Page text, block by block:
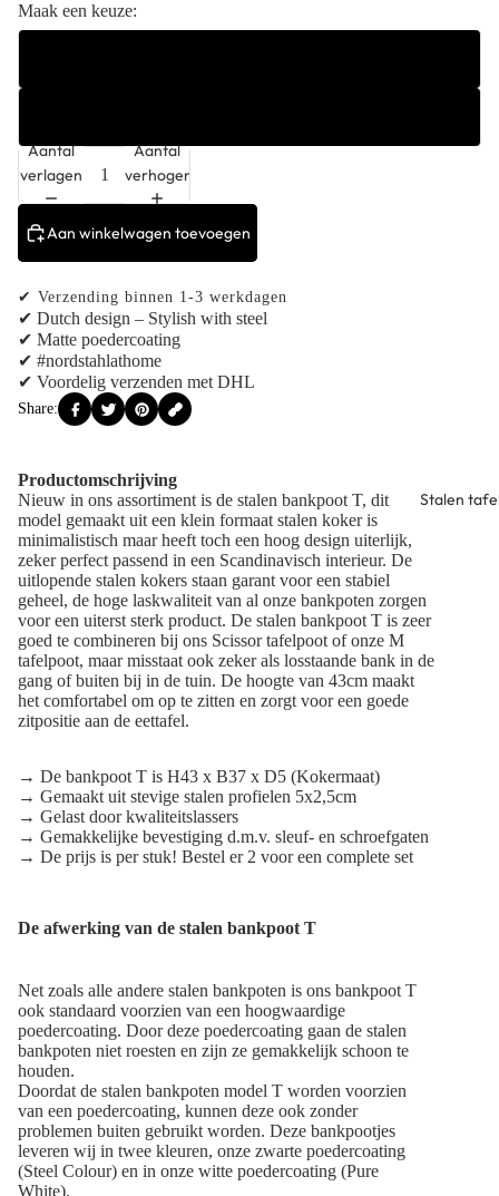
Stalen
Maak een keuze:
Aantal
verlagen
Aantal
verhogen
Aan winkelwagen toevoegen
✔ Verzending binnen 1-3 werkdagen
✔ Dutch design – Stylish with steel
✔ Matte poedercoating
✔ #nordstahlathome
✔ Voordelig verzenden met DHL
Share:
Productomschrijving
Nieuw in ons assortiment is de stalen bankpoot T, dit
model gemaakt uit een klein formaat stalen koker is
minimalistisch maar heeft toch een hoog design uiterlijk,
zeker perfect passend in een Scandinavisch interieur. De
uitlopende stalen kokers staan garant voor een stabiel
geheel, de hoge laskwaliteit van al onze bankpoten zorgen
voor een uiterst sterk product. De stalen bankpoot T is zeer
goed te combineren bij ons Scissor tafelpoot of onze M
tafelpoot, maar misstaat ook zeker als losstaande bank in de
gang of buiten bij in de tuin. De hoogte van 43cm maakt
het comfortabel om op te zitten en zorgt voor een goede
zitpositie aan de eettafel.
→ De bankpoot T is H43 x B37 x D5 (Kokermaat)
→ Gemaakt uit stevige stalen profielen 5x2,5cm
→ Gelast doorkwaliteitslassers
→ Gemakkelijke bevestiging d.m.v. sleuf- en schroefgaten
→ De prijs is per stuk! Bestel er 2 voor een complete set
De afwerking van de stalen bankpoot T
Net zoals alle andere stalen bankpoten is ons bankpoot T
ook standaard voorzien van een hoogwaardige
poedercoating. Door deze poedercoating gaan de stalen
bankpoten niet roesten en zijn ze gemakkelijk schoon te
houden.
Doordat de stalen bankpoten model T worden voorzien
van een poedercoating, kunnen deze ook zonder
problemen buiten gebruikt worden. Deze bankpootjes
leveren wij in twee kleuren, onze zwarte poedercoating
(Steel Colour) en in onze witte poedercoating (Pure
White).